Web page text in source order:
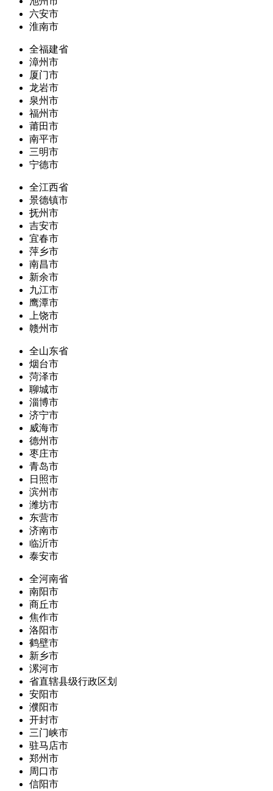
六安市
淮南市
全福建省
漳州市
厦门市
龙岩市
泉州市
福州市
莆田市
南平市
三明市
宁德市
全江西省
景德镇市
抚州市
吉安市
宜春市
萍乡市
南昌市
新余市
九江市
鹰潭市
上饶市
赣州市
全山东省
烟台市
菏泽市
聊城市
淄博市
济宁市
威海市
德州市
枣庄市
青岛市
日照市
滨州市
潍坊市
东营市
济南市
临沂市
泰安市
全河南省
南阳市
商丘市
焦作市
洛阳市
鹤壁市
新乡市
漯河市
省直辖县级行政区划
安阳市
濮阳市
开封市
三门峡市
驻马店市
郑州市
周口市
信阳市